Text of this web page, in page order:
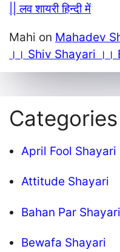
|| लव शायरी हिन्दी में
Mahi on Mahadev
।। Shiv Shayari ।।
Categories
April Fool Shayari
Attitude Shayari
Bahan Par Shayari
Bewafa Shayari